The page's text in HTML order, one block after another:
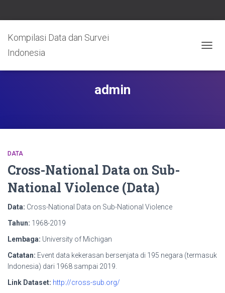
Kompilasi Data dan Survei
Indonesia
admin
DATA
Cross-National Data on Sub-
National Violence (Data)
Data: Cross-National Data on Sub-National Violence
Tahun: 1968-2019
Lembaga: University of Michigan
Catatan: Event data kekerasan bersenjata di 195 negara (termasuk
Indonesia) dari 1968 sampai 2019.
Link Dataset: http://cross-sub.org/